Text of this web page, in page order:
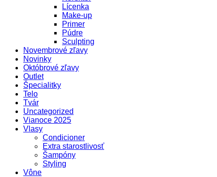
Lícenka
Make-up
Primer
Púdre
Sculpting
Novembrové zľavy
Novinky
Októbrové zľavy
Outlet
Špecialitky
Telo
Tvár
Uncategorized
Vianoce 2025
Vlasy
Condicioner
Extra starostlivosť
Šampóny
Styling
Vône